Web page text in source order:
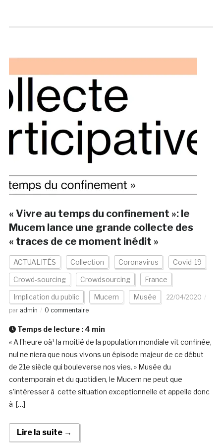
« Vivre au temps du confinement »: le
Mucem lance une grande collecte des
« traces de ce moment inédit »
ACTUALITÉS Collection Coronavirus Covid-19
Crowd-sourcing Crowdsourcing France
Implication du public Mucem Musée
22/04/2020
par admin 0 commentaire
Temps de lecture : 4 min
« A l’heure oà¹ la moitié de la population mondiale vit confinée,
nul ne niera que nous vivons un épisode majeur de ce début
de 21e siècle qui bouleverse nos vies. » Musée du
contemporain et du quotidien, le Mucem ne peut que
s’intéresser à cette situation exceptionnelle et appelle donc
à […]
Lire la suite →